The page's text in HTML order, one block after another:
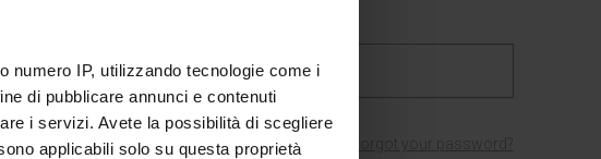
numero IP, utilizzando tecnologie come i
di pubblicare annunci e contenuti
i servizi. Avete la possibilità di scegliere
applicabili solo su questa proprietà
signed in Forgot your password?